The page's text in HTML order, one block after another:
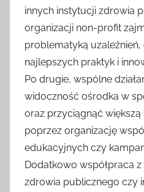
innych instytucji zdrowia
organizacji non-profit
problematyką
najlepszych praktyk i
Po drugie, wspólne
widoczność ośrodka w
oraz przyciągnąć
poprzez organizację
edukacyjnych czy
Dodatkowo współpraca
zdrowia publicznego czy